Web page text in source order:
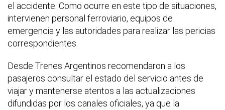
el accidente. Como ocurre en este tipo de situaciones,
intervienen personal ferroviario, equipos de
emergencia y las autoridades para realizar las pericias
correspondientes.
Desde Trenes Argentinos recomendaron a los
pasajeros consultar el estado del servicio antes de
viajar y mantenerse atentos a las actualizaciones
difundidas por los canales oficiales, ya que la